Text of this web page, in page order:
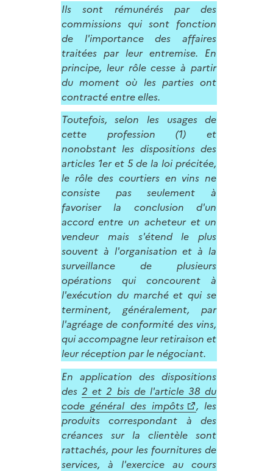
Ils sont rémunérés par des
commissions qui sont fonction
de l'importance des affaires
traitées par leur entremise. En
principe, leur rôle cesse à partir
du moment où les parties ont
contracté entre elles.
Toutefois, selon les usages de
cette profession (1) et
nonobstant les dispositions des
articles 1er et 5 de la loi précitée,
le rôle des courtiers en vins ne
consiste pas seulement à
favoriser la conclusion d'un
accord entre un acheteur et un
vendeur mais s'étend le plus
souvent à l'organisation et à la
surveillance de plusieurs
opérations qui concourent à
l'exécution du marché et qui se
terminent, généralement, par
l'agréage de conformité des vins,
qui accompagne leur retiraison et
leur réception par le négociant.
En application des dispositions
des 2 et 2 bis de l'article 38 du
code général des impôts
, les
produits correspondant à des
créances sur la clientèle sont
rattachés, pour les fournitures de
services, à l'exercice au cours